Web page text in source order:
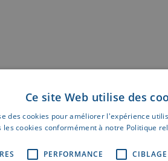
Ce site Web utilise des
des cookies pour améliorer l'expérience
les cookies conformément à notre Politique
PERFORMANCE CIBLAGE